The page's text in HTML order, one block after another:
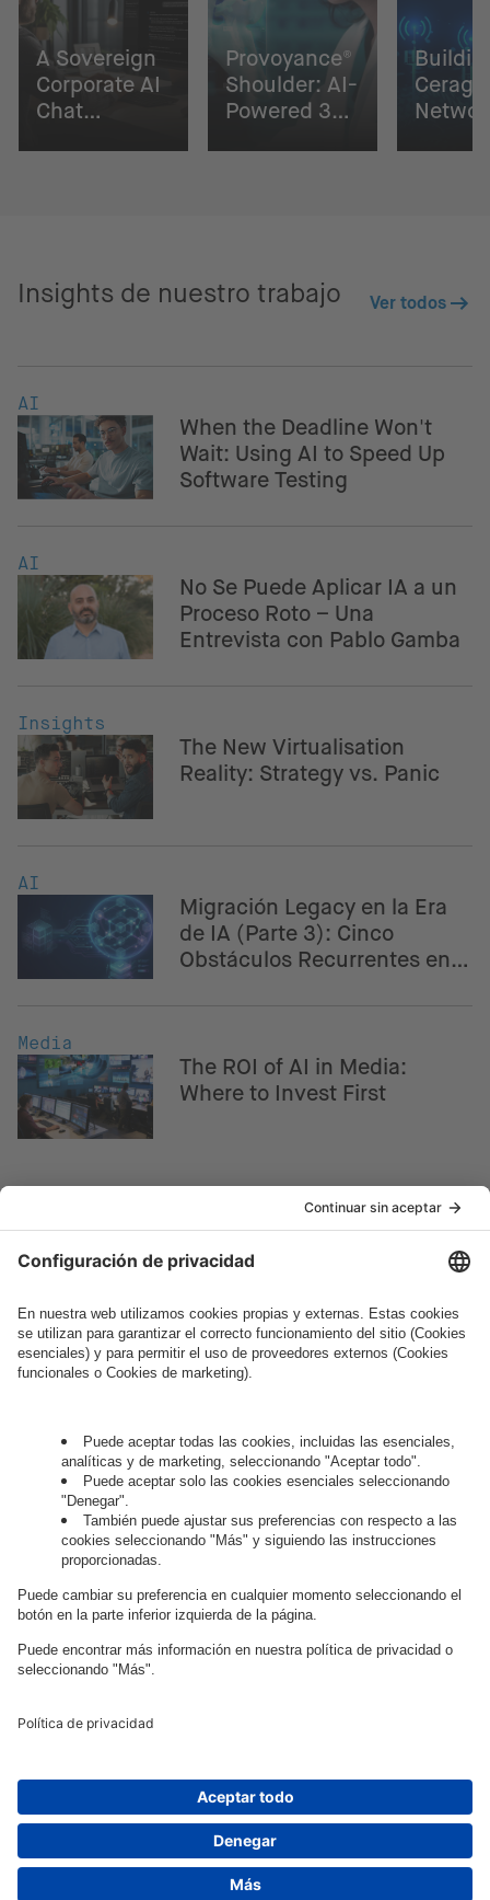
A Sovereign
Corporate AI
Chat
Provoyance®
Shoulder: AI-
Powered 3D
Insights de nuestro trabajo Ver todos
AI
When the Deadline Won't
Wait: Using AI to Speed Up
Software Testing
AI
No Se Puede Aplicar IA a un
Proceso Roto – Una
Entrevista con Pablo Gamba
Insights
The New Virtualisation
Reality: Strategy vs. Panic
AI
Migración Legacy en la Era
de IA (Parte 3): Cinco
Obstáculos Recurrentes en
Media
The ROI of AI in Media:
Where to Invest First
Hablemos.
¿Quieres unirte al apasionante mundo
Trabaja con
nosotros.
Governance
Cookie Settings